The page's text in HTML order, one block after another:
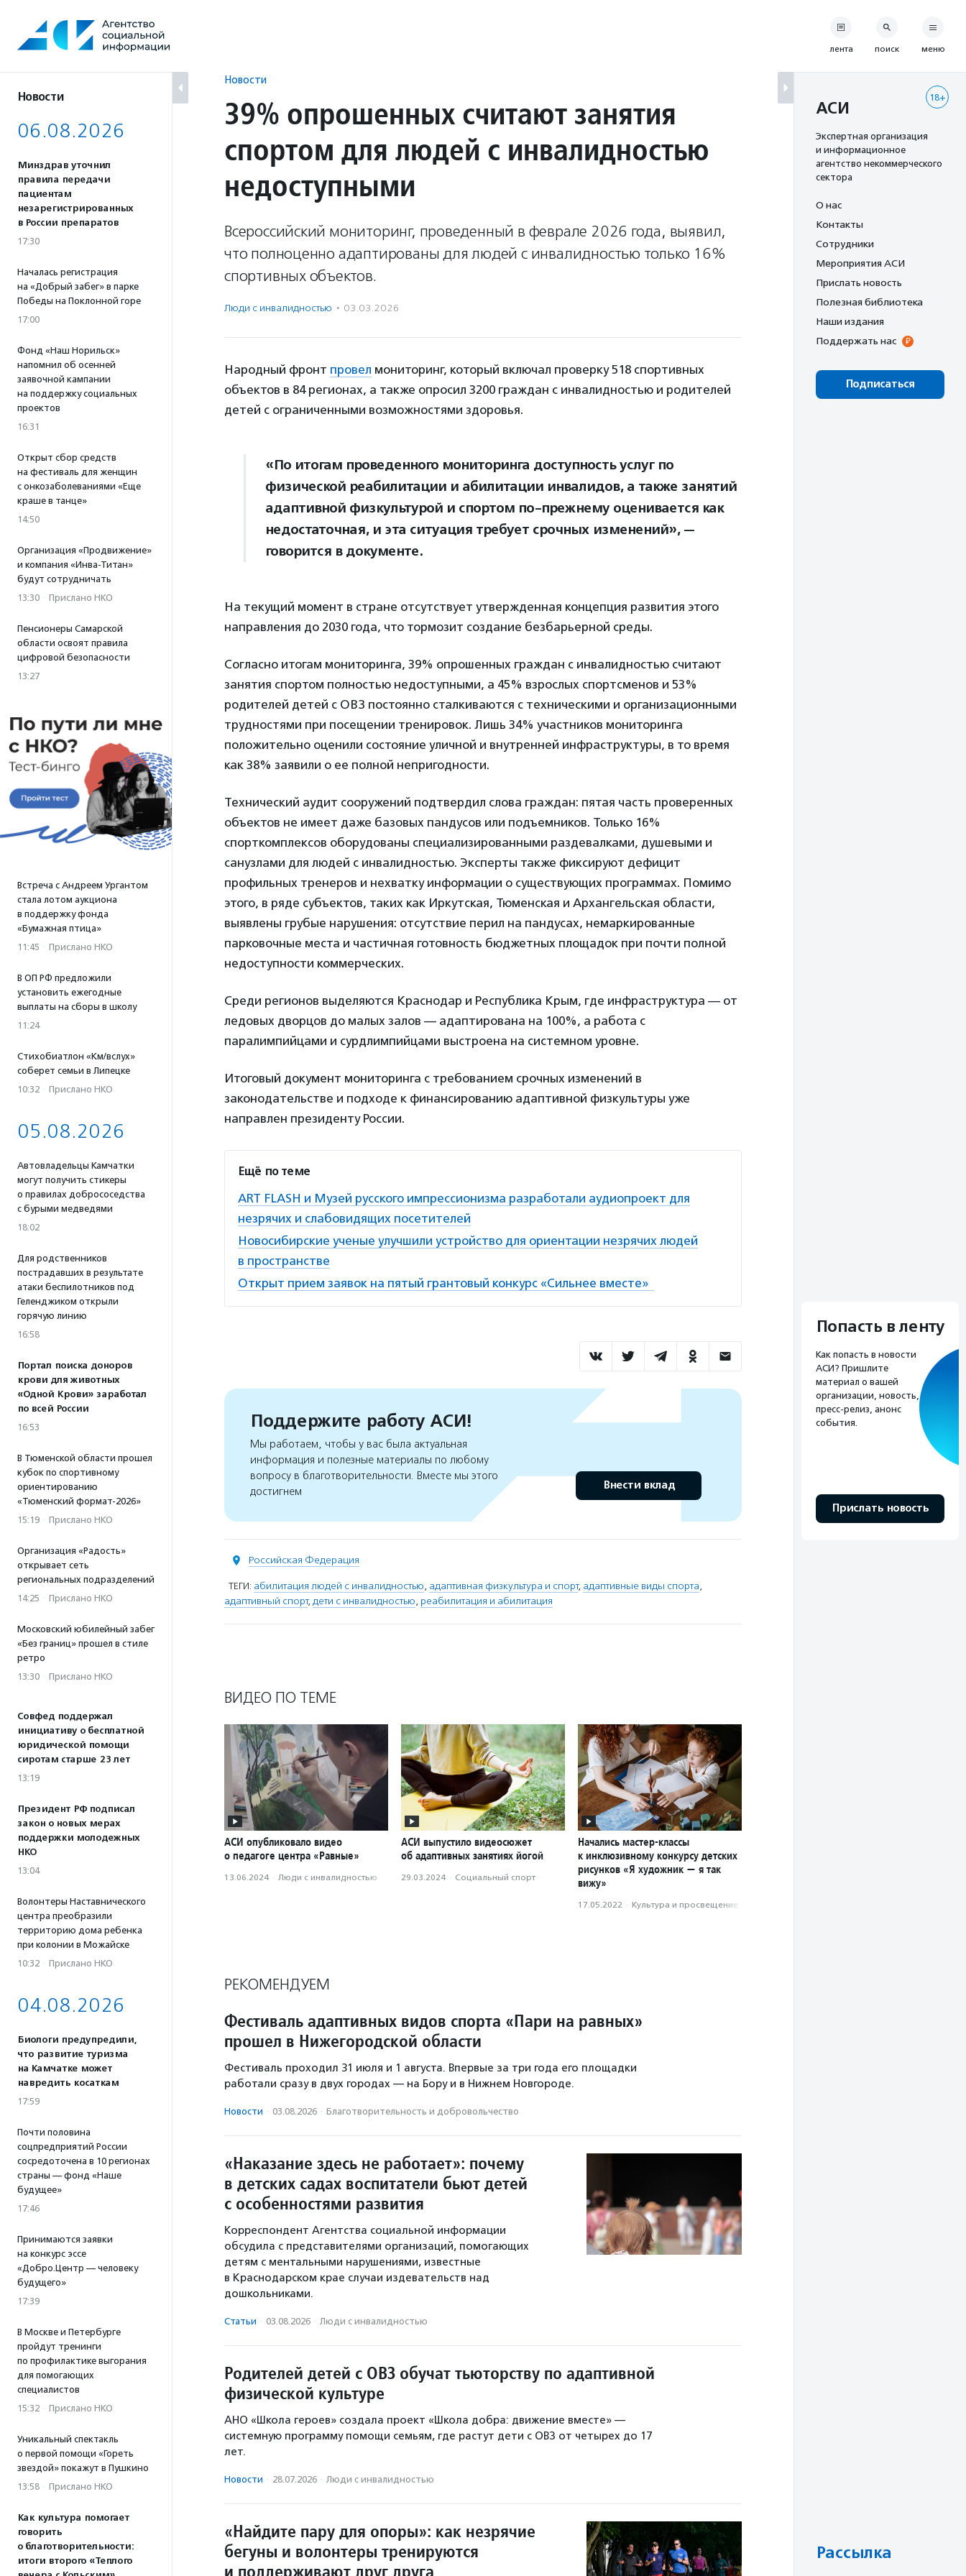
содержанию
Новости
06.08.2026
Минздрав уточнил
правила передачи
пациентам
незарегистрированных
в России препаратов
17:30
Началась регистрация
на «Добрый забег» в парке
Победы на Поклонной горе
17:00
Фонд «Наш Норильск»
напомнил об осенней
заявочной кампании
на поддержку социальных
проектов
16:31
Открыт сбор средств
на фестиваль для женщин
с онкозаболеваниями «Еще
краше в танце»
14:50
Организация «Продвижение»
и компания «Инва-Титан»
будут сотрудничать
13:30 · Прислано НКО
Пенсионеры Самарской
области освоят правила
цифровой безопасности
13:27
Встреча с Андреем Ургантом
стала лотом аукциона
в поддержку фонда
«Бумажная птица»
11:45 · Прислано НКО
В ОП РФ предложили
установить ежегодные
выплаты на сборы в школу
11:24
Стихобиатлон «Км/вслух»
соберет семьи в Липецке
10:32 · Прислано НКО
05.08.2026
Автовладельцы Камчатки
могут получить стикеры
о правилах добрососедства
с бурыми медведями
18:02
Для родственников
пострадавших в результате
атаки беспилотников под
Геленджиком открыли
горячую линию
16:58
Портал поиска доноров
крови для животных
«Одной Крови» заработал
по всей России
16:53
В Тюменской области прошел
кубок по спортивному
ориентированию
«Тюменский формат-2026»
15:19 · Прислано НКО
Организация «Радость»
открывает сеть
региональных подразделений
14:25 · Прислано НКО
Московский юбилейный забег
«Без границ» прошел в стиле
ретро
13:30 · Прислано НКО
Совфед поддержал
инициативу о бесплатной
юридической помощи
сиротам старше 23 лет
13:19
Президент РФ подписал
закон о новых мерах
поддержки молодежных
НКО
13:04
Волонтеры Наставнического
центра преобразили
территорию дома ребенка
при колонии в Можайске
10:32 · Прислано НКО
04.08.2026
Биологи предупредили,
что развитие туризма
на Камчатке может
навредить косаткам
17:59
Почти половина
соцпредприятий России
сосредоточена в 10 регионах
страны — фонд «Наше
будущее»
17:46
Принимаются заявки
на конкурс эссе
«Добро.Центр — человеку
будущего»
17:39
В Москве и Петербурге
пройдут тренинги
по профилактике выгорания
для помогающих
специалистов
15:32 · Прислано НКО
Уникальный спектакль
о первой помощи «Гореть
звездой» покажут в Пушкино
13:58 · Прислано НКО
Как культура помогает
говорить
о благотворительности:
итоги второго «Теплого
Новости
39% опрошенных считают занятия
спортом для людей с инвалидностью
недоступными
Всероссийский мониторинг, проведенный в феврале 2026 года, выявил,
что полноценно адаптированы для людей с инвалидностью только 16%
спортивных объектов.
Люди с инвалидностью · 03.03.2026
Народный фронт провел мониторинг, который включал проверку 518 спортивных
объектов в 84 регионах, а также опросил 3200 граждан с инвалидностью и родителей
детей с ограниченными возможностями здоровья.
«По итогам проведенного мониторинга доступность услуг по
физической реабилитации и абилитации инвалидов, а также занятий
адаптивной физкультурой и спортом по-прежнему оценивается как
недостаточная, и эта ситуация требует срочных изменений», —
говорится в документе.
На текущий момент в стране отсутствует утвержденная концепция развития этого
направления до 2030 года, что тормозит создание безбарьерной среды.
Согласно итогам мониторинга, 39% опрошенных граждан с инвалидностью считают
занятия спортом полностью недоступными, а 45% взрослых спортсменов и 53%
родителей детей с ОВЗ постоянно сталкиваются с техническими и организационными
трудностями при посещении тренировок. Лишь 34% участников мониторинга
положительно оценили состояние уличной и внутренней инфраструктуры, в то время
как 38% заявили о ее полной непригодности.
Технический аудит сооружений подтвердил слова граждан: пятая часть проверенных
объектов не имеет даже базовых пандусов или подъемников. Только 16%
спорткомплексов оборудованы специализированными раздевалками, душевыми и
санузлами для людей с инвалидностью. Эксперты также фиксируют дефицит
профильных тренеров и нехватку информации о существующих программах. Помимо
этого, в ряде субъектов, таких как Иркутская, Тюменская и Архангельская области,
выявлены грубые нарушения: отсутствие перил на пандусах, немаркированные
парковочные места и частичная готовность бюджетных площадок при почти полной
недоступности коммерческих.
Среди регионов выделяются Краснодар и Республика Крым, где инфраструктура — от
ледовых дворцов до малых залов — адаптирована на 100%, а работа с
паралимпийцами и сурдлимпийцами выстроена на системном уровне.
Итоговый документ мониторинга с требованием срочных изменений в
законодательстве и подходе к финансированию адаптивной физкультуры уже
направлен президенту России.
Ещё по теме
ART FLASH и Музей русского импрессионизма разработали аудиопроект для
незрячих и слабовидящих посетителей
Новосибирские ученые улучшили устройство для ориентации незрячих людей
в пространстве
Открыт прием заявок на пятый грантовый конкурс «Сильнее вместе»
Поддержите работу АСИ!
Мы работаем, чтобы у вас была актуальная
информация и полезные материалы по любому
вопросу в благотворительности. Вместе мы этого
достигнем
Внести вклад
Российская Федерация
ТЕГИ: абилитация людей с инвалидностью, адаптивная физкультура и спорт, адаптивные виды спорта,
адаптивный спорт, дети с инвалидностью, реабилитация и абилитация
ВИДЕО ПО ТЕМЕ
АСИ опубликовало видео
о педагоге центра «Равные»
13.06.2024 · Люди с инвалидностью
АСИ выпустило видеосюжет
об адаптивных занятиях йогой
29.03.2024 · Социальный спорт
Начались мастер-классы
к инклюзивному конкурсу детских
рисунков «Я художник — я так
вижу»
17.05.2022 · Культура и просвещение
РЕКОМЕНДУЕМ
Фестиваль адаптивных видов спорта «Пари на равных»
прошел в Нижегородской области
Фестиваль проходил 31 июля и 1 августа. Впервые за три года его площадки
работали сразу в двух городах — на Бору и в Нижнем Новгороде.
Новости · 03.08.2026 · Благотвори­тель­ность и доброволь­чест­во
«Наказание здесь не работает»: почему
в детских садах воспитатели бьют детей
с особенностями развития
Корреспондент Агентства социальной информации
обсудила с представителями организаций, помогающих
детям с ментальными нарушениями, известные
в Краснодарском крае случаи издевательств над
дошкольниками.
Статьи · 03.08.2026 · Люди с инвалидностью
Родителей детей с ОВЗ обучат тьюторству по адаптивной
физической культуре
АНО «Школа героев» создала проект «Школа добра: движение вместе» —
системную программу помощи семьям, где растут дети с ОВЗ от четырех до 17
лет.
Новости · 28.07.2026 · Люди с инвалидностью
«Найдите пару для опоры»: как незрячие
бегуны и волонтеры тренируются
и поддерживают друг друга
лента поиск меню
18+
АСИ
Экспертная организация
и информационное
агентство некоммерческого
сектора
О нас
Контакты
Сотрудники
Мероприятия АСИ
Прислать новость
Полезная библиотека
Наши издания
Поддержать нас
Подписаться
Попасть в ленту
Как попасть в новости
АСИ? Пришлите
материал о вашей
организации, новость,
пресс-релиз, анонс
события.
Прислать новость
Рассылка